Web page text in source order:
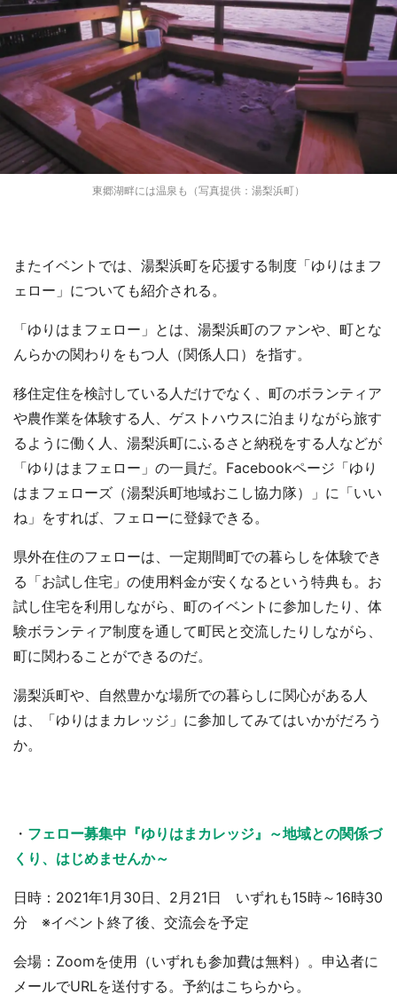
都道府選択
選択する
東郷湖畔には温泉も（写真提供：湯梨浜町）
またイベントでは、湯梨浜町を応援する制度「ゆりはまフ
ェロー」についても紹介される。
「ゆりはまフェロー」とは、湯梨浜町のファンや、町とな
んらかの関わりをもつ人（関係人口）を指す。
移住定住を検討している人だけでなく、町のボランティア
や農作業を体験する人、ゲストハウスに泊まりながら旅す
るように働く人、湯梨浜町にふるさと納税をする人などが
「ゆりはまフェロー」の一員だ。Facebookページ「ゆり
はまフェローズ（湯梨浜町地域おこし協力隊）」に「いい
ね」をすれば、フェローに登録できる。
県外在住のフェローは、一定期間町での暮らしを体験でき
る「お試し住宅」の使用料金が安くなるという特典も。お
試し住宅を利用しながら、町のイベントに参加したり、体
験ボランティア制度を通して町民と交流したりしながら、
町に関わることができるのだ。
湯梨浜町や、自然豊かな場所での暮らしに関心がある人
は、「ゆりはまカレッジ」に参加してみてはいかがだろう
か。
・ フェロー募集中『ゆりはまカレッジ』～地域との関係づ
くり、はじめませんか～
日時：2021年1月30日、2月21日 いずれも15時～16時30
分 ※イベント終了後、交流会を予定
会場：Zoomを使用（いずれも参加費は無料）。申込者に
メールでURLを送付する。予約はこちらから。